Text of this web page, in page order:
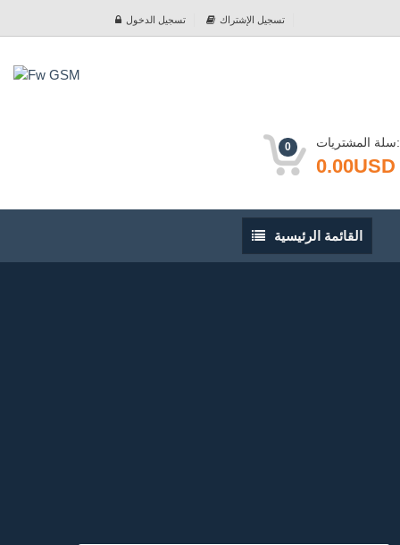
تسجيل الدخول تسجيل الإشتراك
0 سلة المشتريات:
0.00USD
القائمة
الرئيسية
القائمة الرئيسية